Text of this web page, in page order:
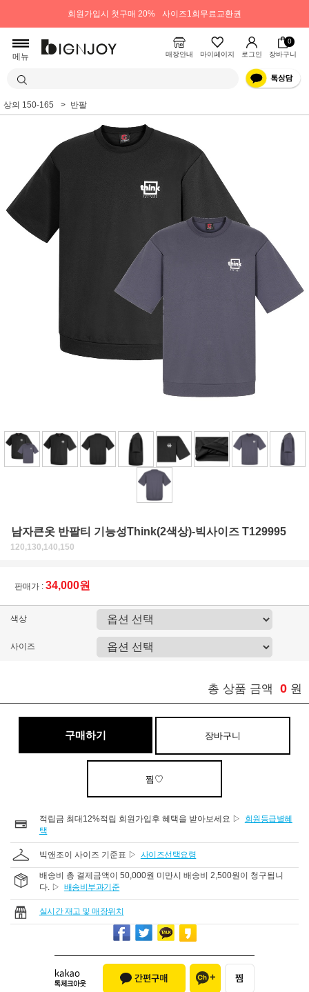
회원가입시 첫구매 20% 사이즈1회무료교환권
메뉴 매장안내 마이페이지 로그인
0
장바구니
상의 150-165 반팔
남자큰옷 반팔티 기능성Think(2색상)-빅사이즈 T129995
120,130,140,150
판매가 : 34,000원
색상
사이즈
총 상품 금액 0 원
구매하기 장바구니
찜♡
적립금 최대12%적립 회원가입후 혜택을 받아보세요 ▷
회원등급별혜
택
빅앤조이 사이즈 기준표 ▷ 사이즈선택요령
배송비 총 결제금액이 50,000원 미만시 배송비 2,500원이 청구됩니
다. ▷ 배송비부과기준
실시간 재고 및 매장위치